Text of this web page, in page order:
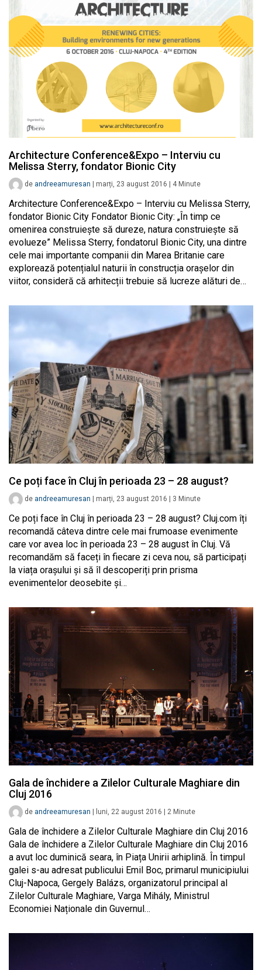
Architecture Conference&Expo – Interviu cu
Melissa Sterry, fondator Bionic City
de andreeamuresan marți, 23 august 2016 4 Minute
Architecture Conference&Expo – Interviu cu Melissa Sterry,
fondator Bionic City Fondator Bionic City: „În timp ce
omenirea construiește să dureze, natura construiește să
evolueze” Melissa Sterry, fondatorul Bionic City, una dintre
cele mai importante companii din Marea Britanie care
explorează potențialul naturii în construcția orașelor din
viitor, consideră că arhitecții trebuie să lucreze alături de…
Ce poți face în Cluj în perioada 23 – 28 august?
de andreeamuresan marți, 23 august 2016 3 Minute
Ce poți face în Cluj în perioada 23 – 28 august? Cluj.com îți
recomandă câteva dintre cele mai frumoase evenimente
care vor avea loc în perioada 23 – 28 august în Cluj. Vă
recomandăm să faceți în fiecare zi ceva nou, să participați
la viața orașului și să îl descoperiți prin prisma
evenimentelor deosebite și…
Gala de închidere a Zilelor Culturale Maghiare din
Cluj 2016
de andreeamuresan luni, 22 august 2016 2 Minute
Gala de închidere a Zilelor Culturale Maghiare din Cluj 2016
Gala de închidere a Zilelor Culturale Maghiare din Cluj 2016
a avut loc duminică seara, în Piața Unirii arhiplină. În timpul
galei s-au adresat publicului Emil Boc, primarul municipiului
Cluj-Napoca, Gergely Balázs, organizatorul principal al
Zilelor Culturale Maghiare, Varga Mihály, Ministrul
Economiei Naționale din Guvernul…